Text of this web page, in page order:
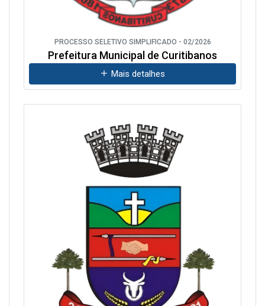
PROCESSO SELETIVO SIMPLIFICADO - 02/2026
Prefeitura Municipal de Curitibanos
Mais detalhes